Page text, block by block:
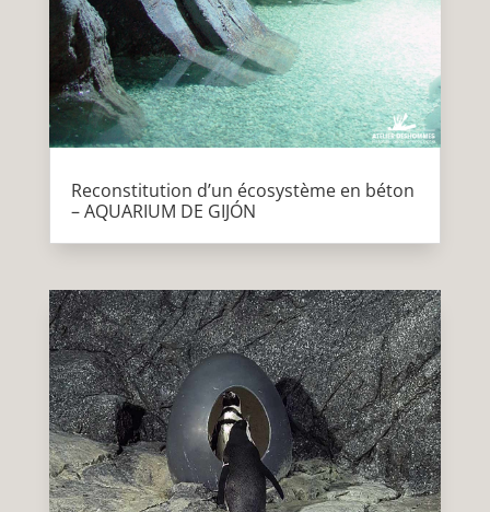
Reconstitution d’un écosystème en béton
– AQUARIUM DE GIJÓN